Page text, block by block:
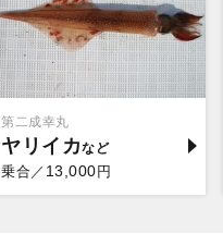
第二成幸丸
ヤリイカ
乗合／ 13,000円